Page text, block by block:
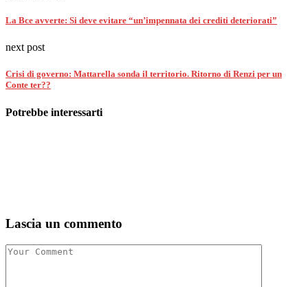
La Bce avverte: Si deve evitare “un’impennata dei crediti deteriorati”
next post
Crisi di governo: Mattarella sonda il territorio. Ritorno di Renzi per un
Conte ter??
Potrebbe interessarti
Lascia un commento